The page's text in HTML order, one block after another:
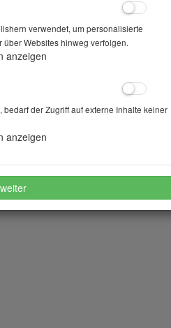
in
verwendet, um personalisierte
Websites hinweg verfolgen.
anzeigen
der Zugriff auf externe Inhalte keiner
anzeigen